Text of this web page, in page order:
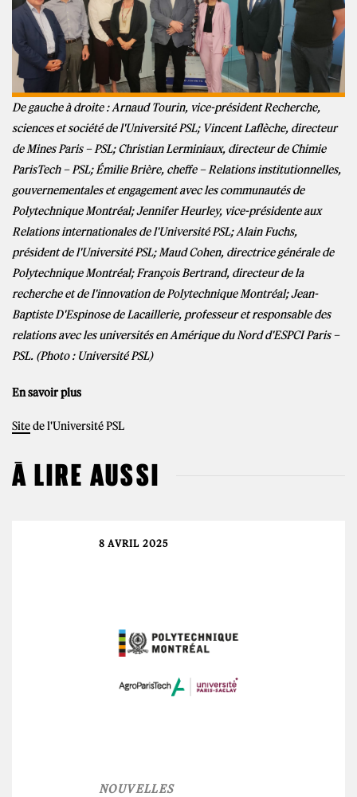
De gauche à droite : Arnaud Tourin, vice-président Recherche,
sciences et société de l'Université PSL; Vincent Laflèche, directeur
de Mines Paris – PSL; Christian Lerminiaux, directeur de Chimie
ParisTech – PSL; Émilie Brière, cheffe – Relations institutionnelles,
gouvernementales et engagement avec les communautés de
Polytechnique Montréal; Jennifer Heurley, vice-présidente aux
Relations internationales de l'Université PSL; Alain Fuchs,
président de l'Université PSL; Maud Cohen, directrice générale de
Polytechnique Montréal; François Bertrand, directeur de la
recherche et de l'innovation de Polytechnique Montréal; Jean-
Baptiste D'Espinose de Lacaillerie, professeur et responsable des
relations avec les universités en Amérique du Nord d'ESPCI Paris –
PSL. (Photo : Université PSL)
En savoir plus
Sitede l'Université PSL
À LIRE AUSSI
8 AVRIL 2025
NOUVELLES